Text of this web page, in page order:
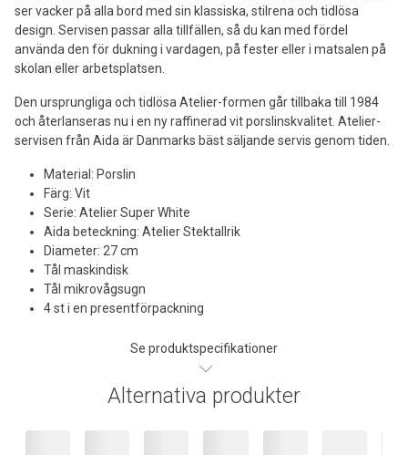
ser vacker på alla bord med sin klassiska, stilrena och tidlösa
design. Servisen passar alla tillfällen, så du kan med fördel
använda den för dukning i vardagen, på fester eller i matsalen på
skolan eller arbetsplatsen.
Den ursprungliga och tidlösa Atelier-formen går tillbaka till 1984
och återlanseras nu i en ny raffinerad vit porslinskvalitet. Atelier-
servisen från Aida är Danmarks bäst säljande servis genom tiden.
Material: Porslin
Färg: Vit
Serie: Atelier Super White
Aida beteckning: Atelier Stektallrik
Diameter: 27 cm
Tål maskindisk
Tål mikrovågsugn
4 st i en presentförpackning
Se produktspecifikationer
Alternativa produkter